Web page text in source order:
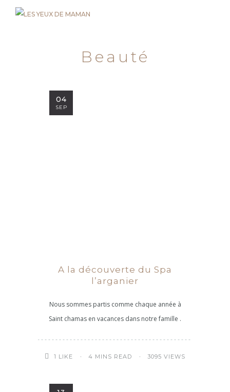
Beauté
04
SEP
A la découverte du Spa
l’arganier
Nous sommes partis comme chaque année à
Saint chamas en vacances dans notre famille .
1 LIKE 4 MINS READ 3095 VIEWS